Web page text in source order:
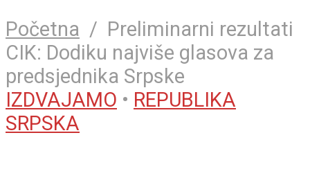
Početna / Preliminarni rezultati
CIK: Dodiku najviše glasova za
predsjednika Srpske
IZDVAJAMO • REPUBLIKA
SRPSKA